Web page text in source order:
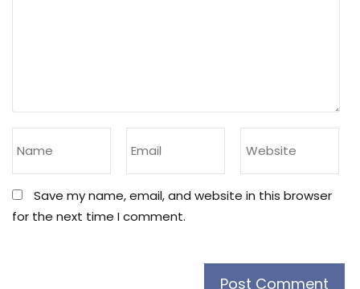
Save my name, email, and website in this browser
for the next time I comment.